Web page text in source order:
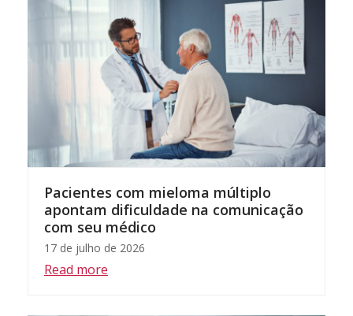
Pacientes com mieloma múltiplo
apontam dificuldade na comunicação
com seu médico
17 de julho de 2026
Read more